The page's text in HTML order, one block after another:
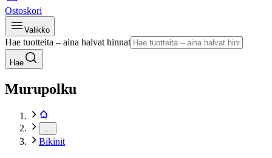
Ostoskori
Valikko
Hae tuotteita – aina halvat hinnat
Hae
Murupolku
Bikinit